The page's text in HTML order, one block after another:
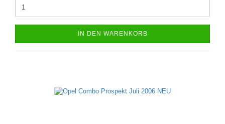
IN DEN WARENKORB